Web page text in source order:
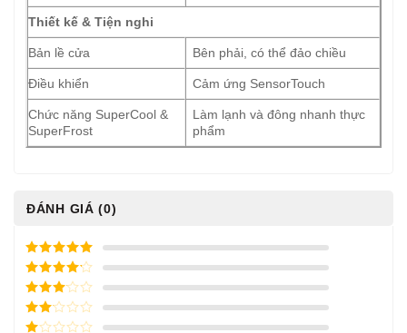
Thiết kế & Tiện nghi
Bản lề cửa Bên phải, có thể đảo chiều
Điều khiển Cảm ứng SensorTouch
Chức năng SuperCool &
SuperFrost
Làm lạnh và đông nhanh thực
phẩm
ĐÁNH GIÁ (0)
5/ 5 điểm
4/ 5
điểm
3/ 5
điểm
2/